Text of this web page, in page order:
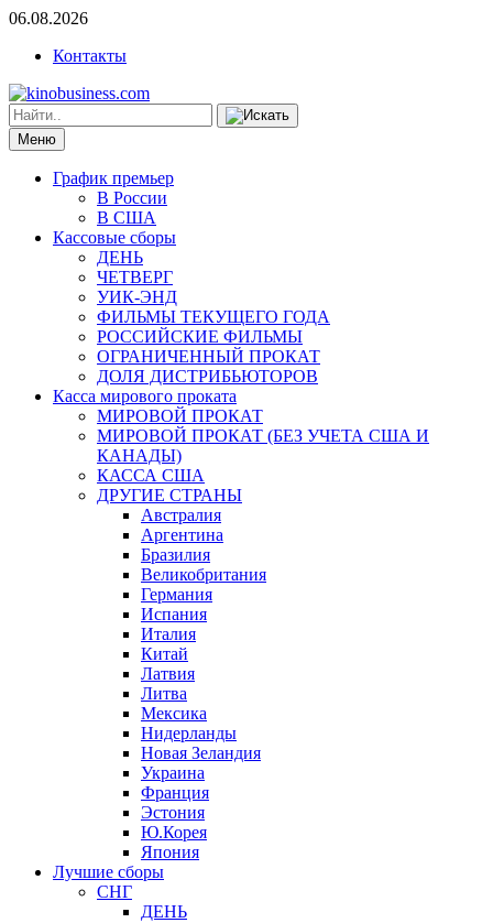
06.08.2026
Контакты
Меню
График премьер
В России
В США
Кассовые сборы
ДЕНЬ
ЧЕТВЕРГ
УИК-ЭНД
ФИЛЬМЫ ТЕКУЩЕГО ГОДА
РОССИЙСКИЕ ФИЛЬМЫ
ОГРАНИЧЕННЫЙ ПРОКАТ
ДОЛЯ ДИСТРИБЬЮТОРОВ
Касса мирового проката
МИРОВОЙ ПРОКАТ
МИРОВОЙ ПРОКАТ (БЕЗ УЧЕТА США И
КАНАДЫ)
КАССА США
ДРУГИЕ СТРАНЫ
Австралия
Аргентина
Бразилия
Великобритания
Германия
Испания
Италия
Китай
Латвия
Литва
Мексика
Нидерланды
Новая Зеландия
Украина
Франция
Эстония
Ю.Корея
Япония
Лучшие сборы
СНГ
ДЕНЬ